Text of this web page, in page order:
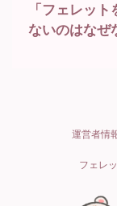
「フェレッ
ないのはなぜ
運営者情
フェレ